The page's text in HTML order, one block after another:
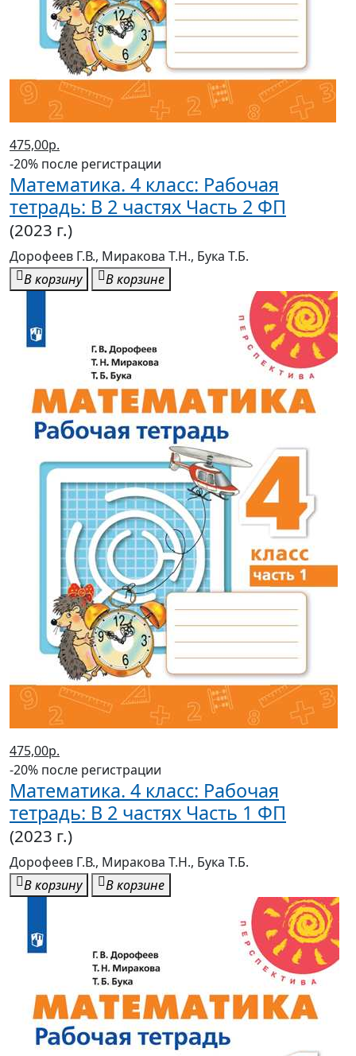
-20% после регистрации
Математика. 4 класс: Рабочая
(2023 г.)
Дорофеев Г.В., Миракова Т.Н., Бука Т.Б.
В корзину
В корзине
-20% после регистрации
Математика. 4 класс: Рабочая
(2023 г.)
Дорофеев Г.В., Миракова Т.Н., Бука Т.Б.
В корзину
В корзине